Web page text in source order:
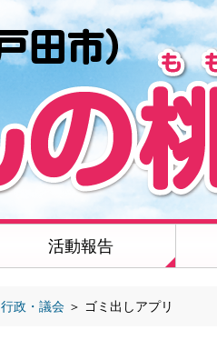
活動報告
行政・議会 ＞ ゴミ出しアプリ